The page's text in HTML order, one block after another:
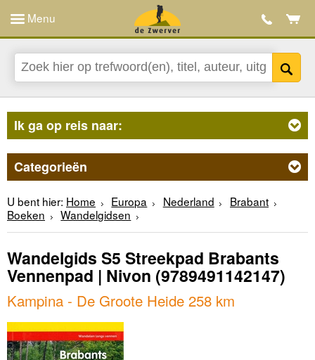
Menu
Ik ga op reis naar:
Categorieën
U bent hier: Home Europa Nederland
Brabant
Boeken
Wandelgidsen
Wandelgids S5 Streekpad Brabants
Vennenpad | Nivon (9789491142147)
Kampina - De Groote Heide 258 km